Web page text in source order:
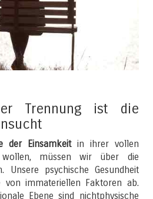
Trennung ist die
der Einsamkeitin ihrer vollen
wollen, müssen wir über die
Unsere psychische Gesundheit
immateriellen Faktoren ab.
Ebene sind nichtphysische